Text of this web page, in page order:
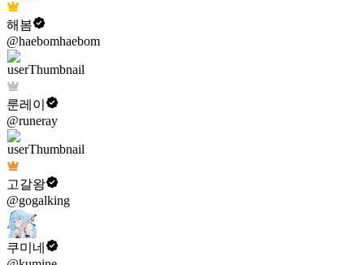
해봄
@haebomhaebom
룬레이
@runeray
고갈왕
@gogalking
쿠미네